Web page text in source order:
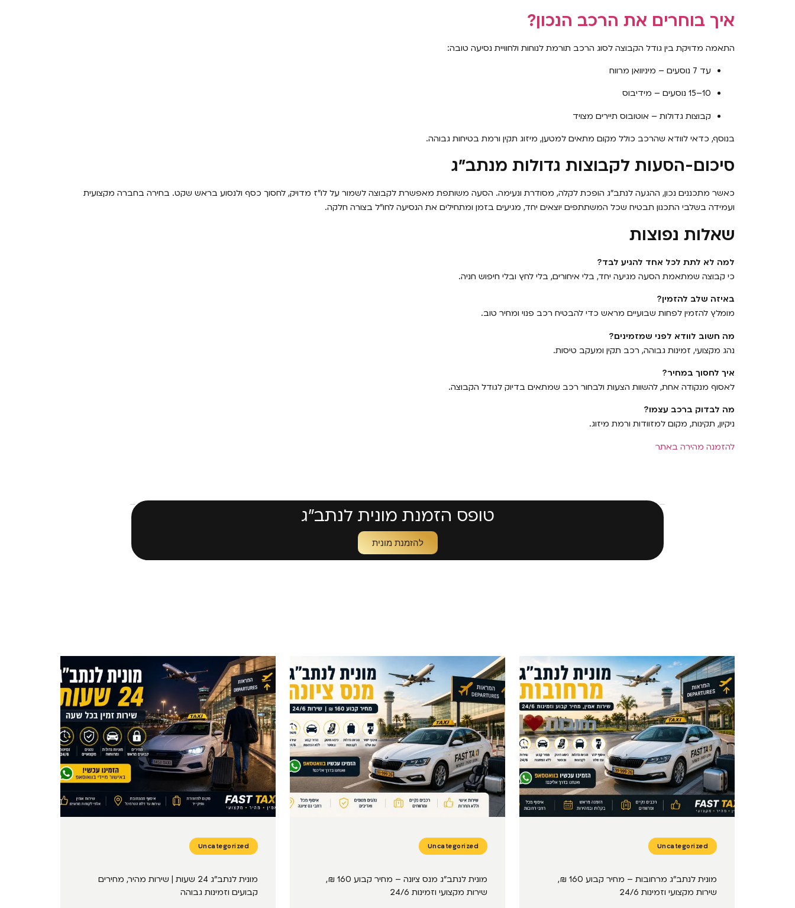
איך בוחרים את הרכב הנכון?
התאמה מדויקת בין גודל הקבוצה לסוג הרכב תורמת לנוחות ולחוויית נסיעה טובה:
עד 7 נוסעים – מיניוואן מרווח
10–15 נוסעים – מידיבוס
קבוצות גדולות – אוטובוס תיירים מצויד
בנוסף, כדאי לוודא שהרכב כולל מקום מתאים למטען, מיזוג תקין ורמת בטיחות גבוהה.
סיכום-הסעות לקבוצות גדולות מנתב״ג
כאשר מתכננים נכון, ההגעה לנתב״ג הופכת לקלה, מסודרת ונעימה. הסעה משותפת מאפשרת לקבוצה לשמור על לו״ז מדויק, לחסוך כסף ולנסוע בראש שקט. בחירה בחברה מקצועית
ועמידה בשלבי התכנון תבטיח שכל המשתתפים יוצאים יחד, מגיעים בזמן ומתחילים את הנסיעה לחו״ל בצורה חלקה.
שאלות נפוצות
למה לא לתת לכל אחד להגיע לבד?
כי קבוצה שמתאמת הסעה מגיעה יחד, בלי איחורים, בלי לחץ ובלי חיפוש חניה.
באיזה שלב להזמין?
מומלץ להזמין לפחות שבועיים מראש כדי להבטיח רכב פנוי ומחיר טוב.
מה חשוב לוודא לפני שמזמינים?
נהג מקצועי, זמינות גבוהה, רכב תקין ומעקב טיסות.
איך לחסוך במחיר?
לאסוף מנקודה אחת, להשוות הצעות ולבחור רכב שמתאים בדיוק לגודל הקבוצה.
מה לבדוק ברכב עצמו?
ניקיון, תקינות, מקום למזוודות ורמת מיזוג.
להזמנה מהירה באתר
טופס הזמנת מונית לנתב״ג
להזמנת מונית
Uncategorized
מונית לנתב״ג מרחובות – מחיר קבוע 160 ₪,
שירות מקצועי וזמינות 24/6
Uncategorized
מונית לנתב״ג מנס ציונה – מחיר קבוע 160 ₪,
שירות מקצועי וזמינות 24/6
Uncategorized
מונית לנתב״ג 24 שעות | שירות מהיר, מחירים
קבועים וזמינות גבוהה